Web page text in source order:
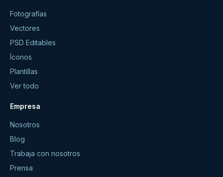
Fotografías
Vectores
PSD Editables
Íconos
Plantillas
Ver todo
Empresa
Nosotros
Blog
Trabaja con nosotros
Prensa